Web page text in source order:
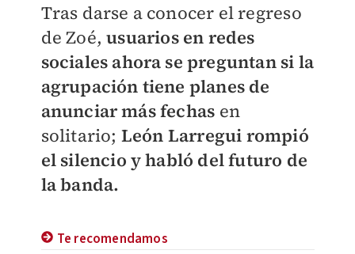
Tras darse a conocer el regreso
de Zoé,usuarios en redes
sociales ahora se preguntan si la
agrupación tiene planes de
anunciar más fechas en
solitario; León Larregui rompió
el silencio y habló del futuro de
la banda.
Te recomendamos